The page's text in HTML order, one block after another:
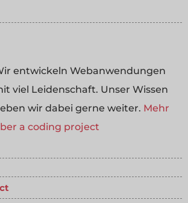
entwickeln Webanwendungen
viel Leidenschaft. Unser Wissen
wir dabei gerne weiter. Mehr
a coding project